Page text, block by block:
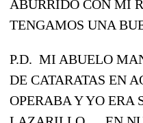
ABURRIDO CON MI
TENGAMOS UNA
P.D. MI ABUELO
DE CATARATAS EN
OPERABA Y YO ERA